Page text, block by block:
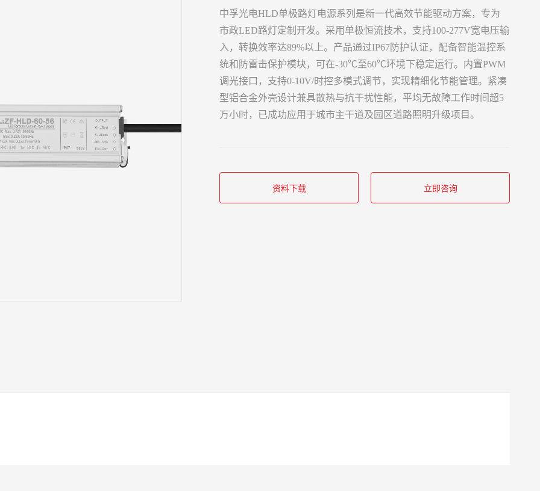
中孚光电HLD单极路灯电源系列是新一代高效节能驱动方案，专为
市政LED路灯定制开发。采用单极恒流技术，支持100-277V宽电压输
入，转换效率达89%以上。产品通过IP67防护认证，配备智能温控系
统和防雷击保护模块，可在-30℃至60℃环境下稳定运行。内置PWM
调光接口，支持0-10V/时控多模式调节，实现精细化节能管理。紧凑
型铝合金外壳设计兼具散热与抗干扰性能，平均无故障工作时间超5
万小时，已成功应用于城市主干道及园区道路照明升级项目。
资料下载 立即咨询